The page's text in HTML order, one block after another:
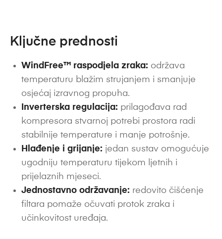
Ključne prednosti
WindFree™ raspodjela zraka: održava
temperaturu blažim strujanjem i smanjuje
osjećaj izravnog propuha.
Inverterska regulacija: prilagođava rad
kompresora stvarnoj potrebi prostora radi
stabilnije temperature i manje potrošnje.
Hlađenje i grijanje: jedan sustav omogućuje
ugodniju temperaturu tijekom ljetnih i
prijelaznih mjeseci.
Jednostavno održavanje: redovito čišćenje
filtara pomaže očuvati protok zraka i
učinkovitost uređaja.